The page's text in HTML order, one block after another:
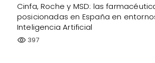
Cinfa, Roche y MSD: las
posicionadas en España en
Inteligencia Artificial
visibility 397